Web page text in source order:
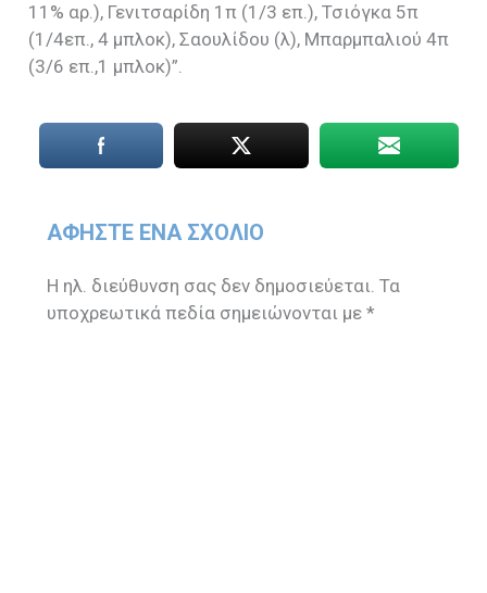
11% αρ.), Γενιτσαρίδη 1π (1/3 επ.), Τσιόγκα 5π
(1/4επ., 4 μπλοκ), Σαουλίδου (λ), Μπαρμπαλιού 4π
(3/6 επ.,1 μπλοκ)”.
ΑΦΉΣΤΕ ΈΝΑ ΣΧΌΛΙΟ
Η ηλ. διεύθυνση σας δεν δημοσιεύεται. Τα
υποχρεωτικά πεδία σημειώνονται με*